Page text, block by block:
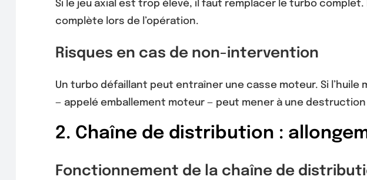
Si le jeu axial est trop élevé, il faut remplacer le turbo
complète lors de l’opération.
Risques en cas de non-intervention
Un turbo défaillant peut entraîner une casse moteur. Si l’huile
— appelé emballement moteur — peut mener à une
2. Chaîne de distribution :
Fonctionnement de la chaîne de